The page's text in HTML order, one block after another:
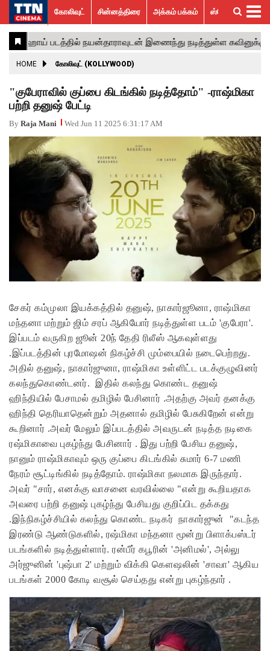
கோலிவுட்
சின்னத்திரை
பாலிவுட்
ஹாலிவுட்
அக்கம்
பக்கம்
ஸ்பெஷல்
ஸ்டோரீஸ்
விமர்சனம்
GALLERY
ACTRESS
ACTORS
MOVIESTILLS
EVENTS
VIDEOS
What’s
Hot
Trending
News
கோலிவுட் சின்னத்திரை அக்கம் பக்கம் ஸ்பெஷல் ஸ்டோரீஸ்
HOME கோலிவுட் (KOLLYWOOD)
"குபேராவில் குப்பை கிடங்கில் நடித்தோம்" -ராஷ்மிகா
பற்றி தனுஷ் பேட்டி
By Raja Mani Wed Jun 11 2025 6:31:17 AM
சேகர் கம்முலா இயக்கத்தில் தனுஷ், நாகார்ஜூனா, ராஷ்மிகா
மந்தனா மற்றும் ஜிம் சரப் ஆகியோர் நடித்துள்ள படம் 'குபேரா'.
இப்படம் வருகிற ஜூன் 20ந் தேதி ரிலீஸ் ஆகவுள்ளது
.இப்படத்தின் புரமோஷன் நிகழ்ச்சி மும்பையில் நடைபெற்றது.
அதில் தனுஷ், நாகார்ஜுனா, ராஷ்மிகா உள்ளிட்ட படக்குழுவினர்
கலந்துகொண்டனர். இதில் கலந்து கொண்ட தனுஷ்
ஹிந்தியில் பேசாமல் தமிழில் பேசினார் .அதற்கு அவர் தனக்கு
ஹிந்தி தெரியாதென்றும் அதனால் தமிழில் பேசுகிறேன் என்று
கூறினார் .அவர் மேலும் இப்படத்தில் அவருடன் நடித்த நடிகை
ரஷ்மிகாவை புகழ்ந்து பேசினார் . இது பற்றி பேசிய தனுஷ்,
நானும் ராஷ்மிகாவும் ஒரு குப்பை கிடங்கில் சுமார் 6-7 மணி
நேரம் சூட்டிங்கில் நடித்தோம். ராஷ்மிகா நலமாக இருந்தார்.
அவர் "சார், எனக்கு வாசனை வரவில்லை "என்று கூறியதாக
அவரை பற்றி தனுஷ் புகழ்ந்து பேசியது குறிப்பிட தக்கது
.இந்நிகழ்ச்சியில் கலந்து கொண்ட நடிகர் நாகார்ஜுன் "கடந்த
இரண்டு ஆண்டுகளில், ரஷ்மிகா மந்தனா மூன்று பிளாக்பஸ்டர்
படங்களில் நடித்துள்ளார். ரன்பீர் கபூரின் 'அனிமல்', அல்லு
அர்ஜுனின் 'புஷ்பா 2' மற்றும் விக்கி கௌஷலின் 'சாவா' ஆகிய
படங்கள் 2000 கோடி வசூல் செய்தது என்று புகழ்ந்தார் .